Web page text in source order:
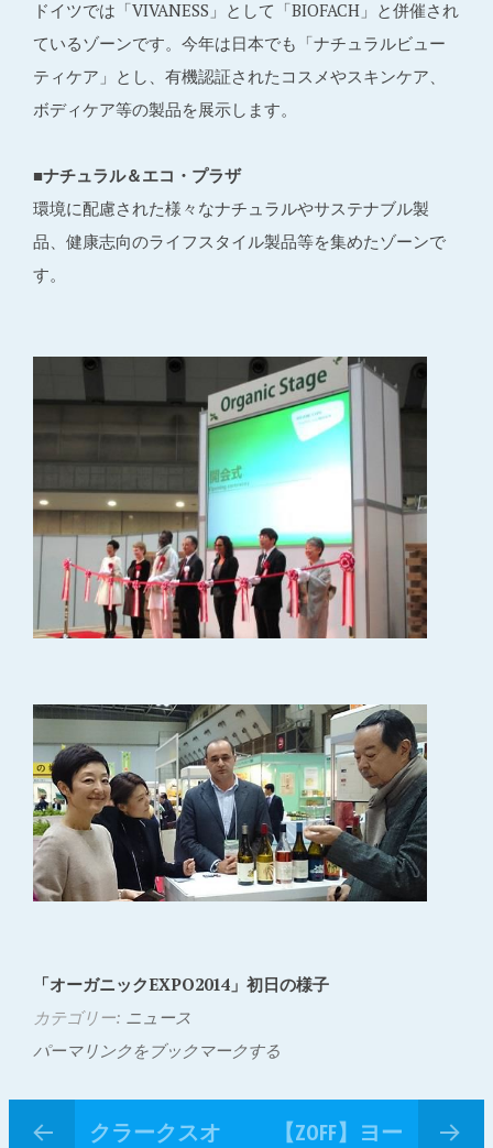
ドイツでは「VIVANESS」として「BIOFACH」と併催され
ているゾーンです。今年は日本でも「ナチュラルビュー
ティケア」とし、有機認証されたコスメやスキンケア、
ボディケア等の製品を展示します。
■ナチュラル＆エコ・プラザ
環境に配慮された様々なナチュラルやサステナブル製
品、健康志向のライフスタイル製品等を集めたゾーンで
す。
「オーガニックEXPO2014」初日の様子
カテゴリー: ニュース
パーマリンクをブックマークする
クラークスオ
【ZOFF】ヨー